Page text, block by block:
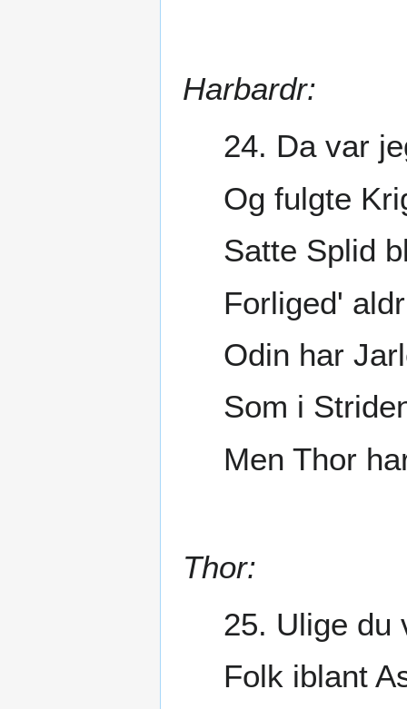
Harbardr:
24. Da var
Og fulgte
Satte Splid
Forliged'
Odin har
Som i
Men Thor
Thor:
25. Ulige du
Folk iblant